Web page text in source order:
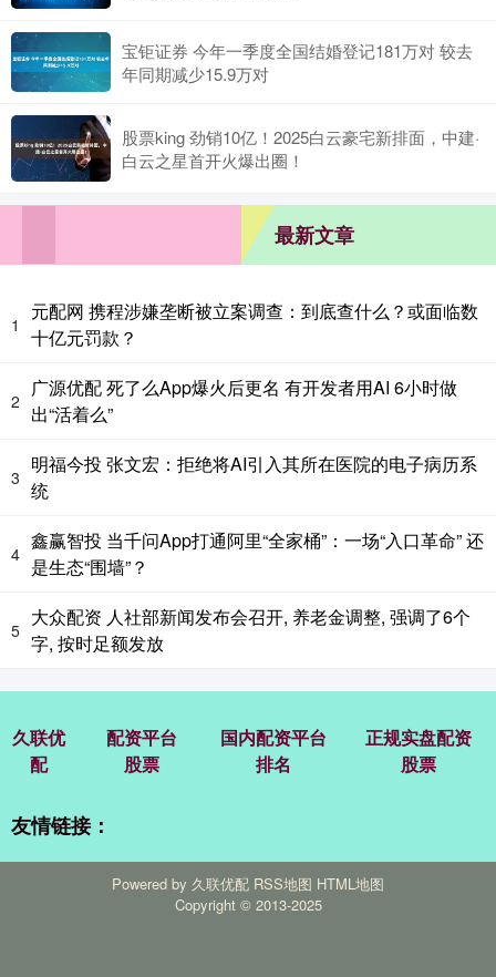
宝钜证券 今年一季度全国结婚登记181万对 较去
年同期减少15.9万对
股票king 劲销10亿！2025白云豪宅新排面，中建·
白云之星首开火爆出圈！
最新文章
1
元配网 携程涉嫌垄断被立案调查：到底查什么？或面临数
十亿元罚款？
2
广源优配 死了么App爆火后更名 有开发者用AI 6小时做
出“活着么”
3
明福今投 张文宏：拒绝将AI引入其所在医院的电子病历系
统
4
鑫赢智投 当千问App打通阿里“全家桶”：一场“入口革命” 还
是生态“围墙”？
5
大众配资 人社部新闻发布会召开, 养老金调整, 强调了6个
字, 按时足额发放
久联优
配
配资平台
股票
国内配资平台
排名
正规实盘配资
股票
友情链接：
Powered by 久联优配 RSS地图 HTML地图
Copyright © 2013-2025